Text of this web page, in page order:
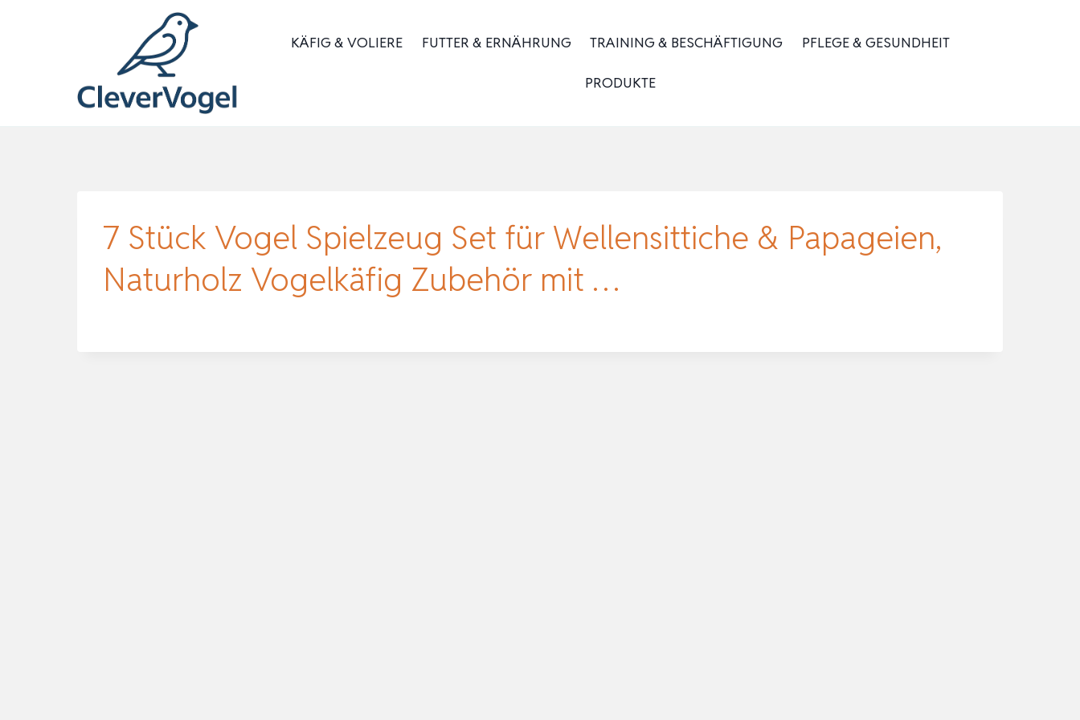
KÄFIG & VOLIERE FUTTER & ERNÄHRUNG TRAINING & BESCHÄFTIGUNG PFLEGE & GESUNDHEIT
PRODUKTE
7 Stück Vogel Spielzeug Set für Wellensittiche & Papageien,
Naturholz Vogelkäfig Zubehör mit …